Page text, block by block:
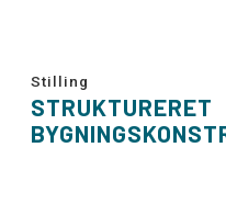
Stilling
STRUKTURERET